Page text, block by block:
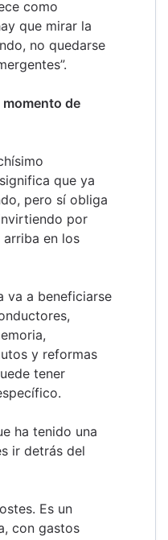
como
que mirar la
no quedarse
de
que ya
pero sí obliga
por
en los
va a beneficiarse
y reformas
tener
ha tenido una
ir detrás del
Es un
con gastos